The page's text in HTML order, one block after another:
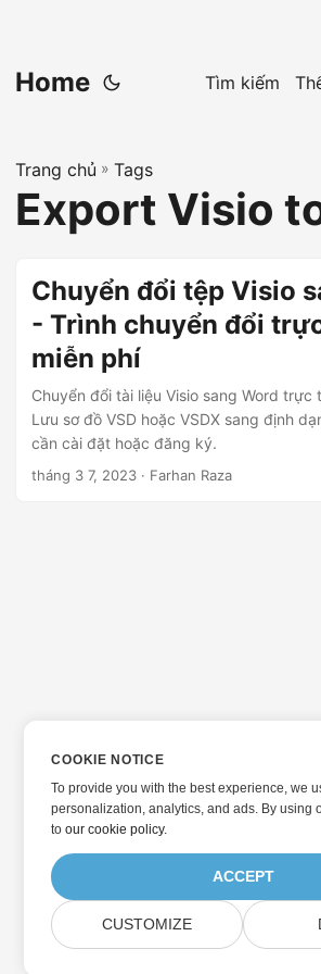
Home Tìm kiếm
Trang chủ » Tags
Export Visio
Chuyển đổi tệp Visio
- Trình chuyển đổi
miễn phí
Chuyển đổi tài liệu Visio sang Word trực
Lưu sơ đồ VSD hoặc VSDX sang định
cần cài đặt hoặc đăng ký.
tháng 3 7, 2023 · Farhan Raza
COOKIE NOTICE
To provide you with the best experience, we
personalization, analytics, and ads. By using
toour cookie policy.
ACCEPT
CUSTOMIZE